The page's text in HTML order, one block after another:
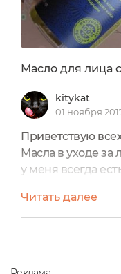
Масло для лица
kitykat
01 ноября
Приветствую
Масла в уходе за
у меня всегда
лица с озоном
прежде всего
значительно
внешний вид, а
Читать далее